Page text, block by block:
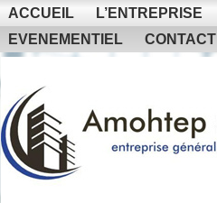
ACCUEIL L’ENTREPRISE
EVENEMENTIEL
CONTACT